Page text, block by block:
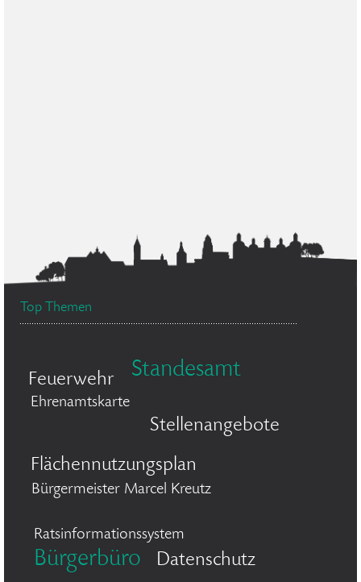
Top Themen
Feuerwehr Standesamt
Ehrenamtskarte
Stellenangebote
Flächennutzungsplan
Bürgermeister Marcel Kreutz
Ratsinformationssystem
Bürgerbüro Datenschutz